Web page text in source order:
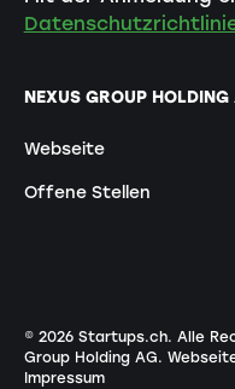
NEXUS GROUP HOLDING
Webseite
Offene Stellen
© 2026Startups.ch. Alle
Group Holding AG.
Impressum